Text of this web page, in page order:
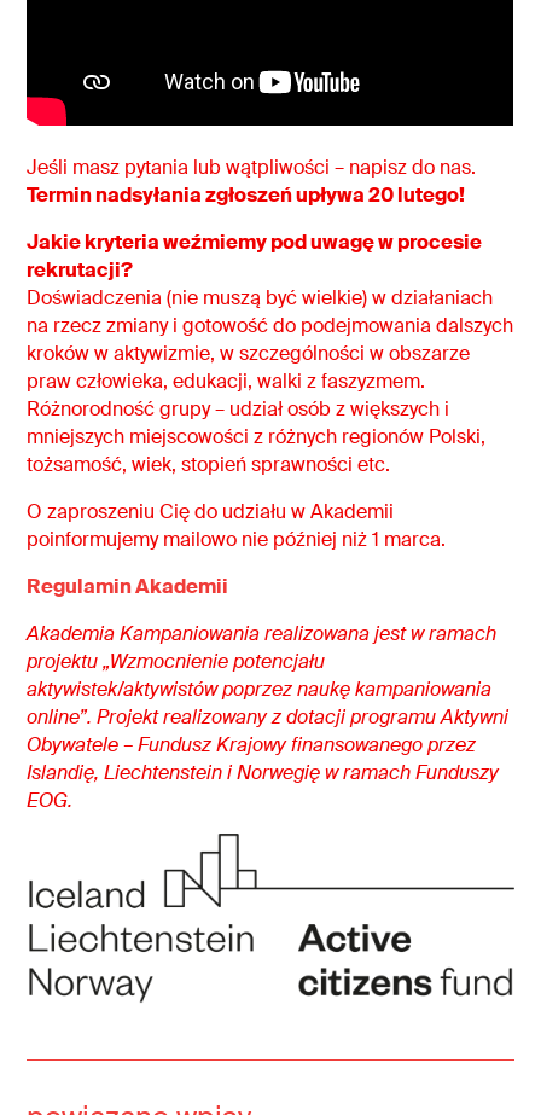
Jeśli masz pytania lub wątpliwości – napisz do nas.
Termin nadsyłania zgłoszeń upływa 20 lutego!
Jakie kryteria weźmiemy pod uwagę w procesie
rekrutacji?
Doświadczenia (nie muszą być wielkie) w działaniach
na rzecz zmiany i gotowość do podejmowania dalszych
kroków w aktywizmie, w szczególności w obszarze
praw człowieka, edukacji, walki z faszyzmem.
Różnorodność grupy – udział osób z większych i
mniejszych miejscowości z różnych regionów Polski,
tożsamość, wiek, stopień sprawności etc.
O zaproszeniu Cię do udziału w Akademii
poinformujemy mailowo nie później niż 1 marca.
Regulamin Akademii
Akademia Kampaniowania realizowana jest w ramach
projektu „Wzmocnienie potencjału
aktywistek/aktywistów poprzez naukę kampaniowania
online”. Projekt realizowany z dotacji programu Aktywni
Obywatele – Fundusz Krajowy finansowanego przez
Islandię, Liechtenstein i Norwegię w ramach Funduszy
EOG.